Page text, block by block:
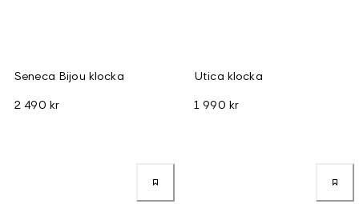
Seneca Bijou klocka
2 490 kr
Utica klocka
1 990 kr